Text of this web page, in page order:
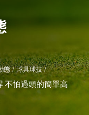
態 球具球技
不怕過頭的簡單高